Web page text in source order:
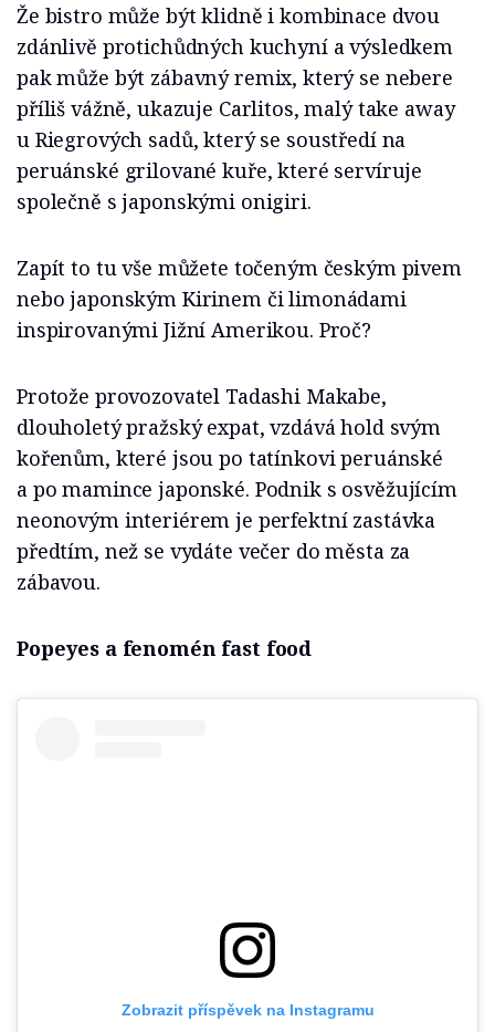
Že bistro může být klidně i kombinace dvou
zdánlivě protichůdných kuchyní a výsledkem
pak může být zábavný remix, který se nebere
příliš vážně, ukazuje Carlitos, malý take away
u Riegrových sadů, který se soustředí na
peruánské grilované kuře, které servíruje
společně s japonskými onigiri.
Zapít to tu vše můžete točeným českým pivem
nebo japonským Kirinem či limonádami
inspirovanými Jižní Amerikou. Proč?
Protože provozovatel Tadashi Makabe,
dlouholetý pražský expat, vzdává hold svým
kořenům, které jsou po tatínkovi peruánské
a po mamince japonské. Podnik s osvěžujícím
neonovým interiérem je perfektní zastávka
předtím, než se vydáte večer do města za
zábavou.
Popeyes a fenomén fast food
Zobrazit příspěvek na Instagramu